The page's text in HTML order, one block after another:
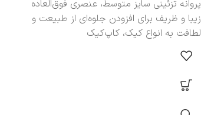
پروانه تزئینی سایز متوسط، عنصری فوق‌العاده
زیبا و ظریف برای افزودن جلوه‌ای از طبیعت و
لطافت به انواع کیک، کاپ‌کیک